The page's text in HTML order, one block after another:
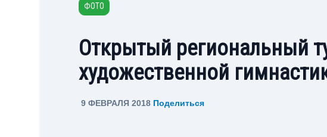
ФОТО
Открытый региональный
художественной
9 ФЕВРАЛЯ 2018 Поделиться